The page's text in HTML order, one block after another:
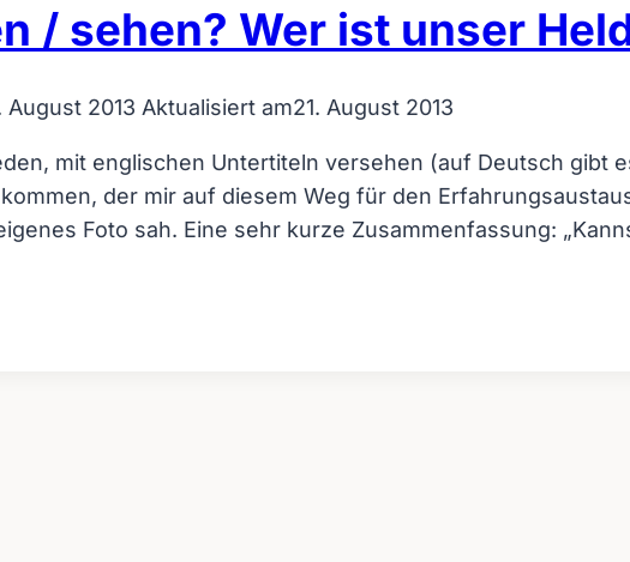
/ sehen? Wer ist unser
August 2013 Aktualisiert am21. August 2013
mit englischen Untertiteln versehen (auf Deutsch gibt
der mir auf diesem Weg für den
Foto sah. Eine sehr kurze Zusammenfassung: